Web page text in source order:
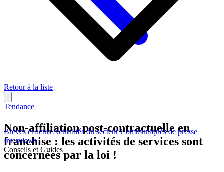
Brèves et actusActualités du secteurCommuniqués de presse
Interviews
Conseils et Guides
Retour à la liste
Tendance
Non-affiliation post-contractuelle en
franchise : les activités de services sont
concernées par la loi !